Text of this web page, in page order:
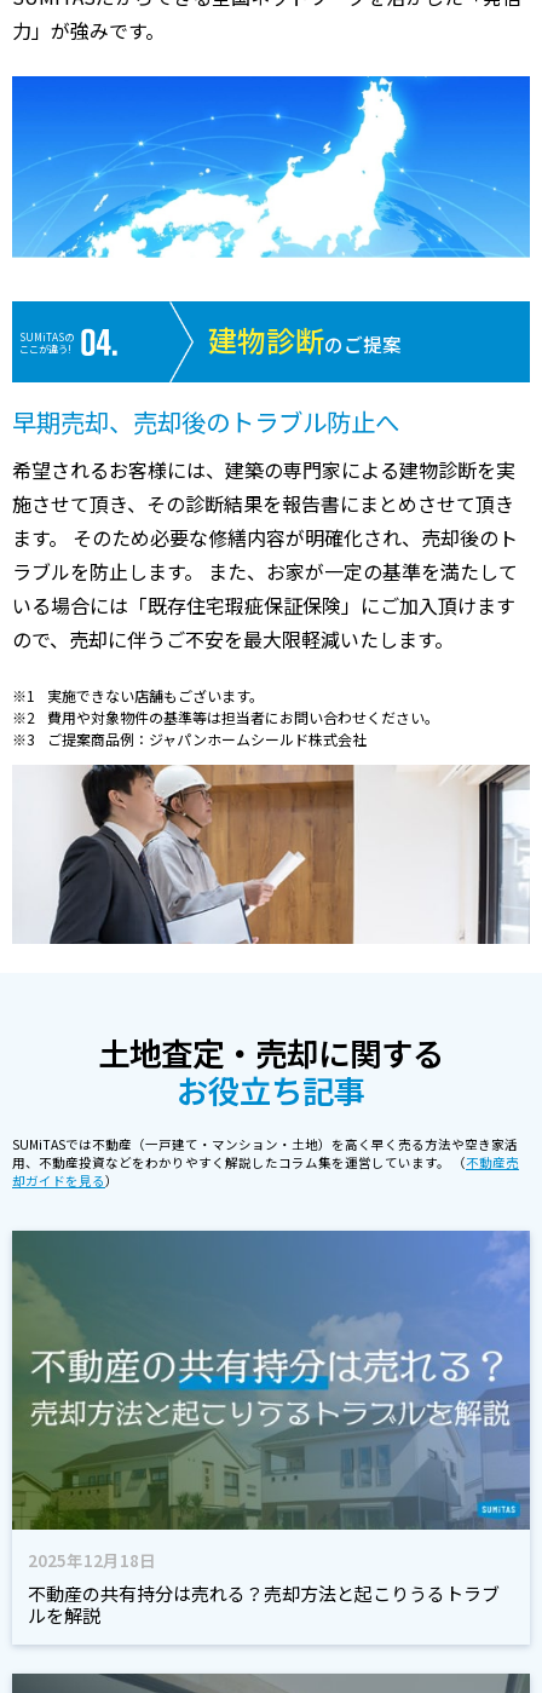
力」が強みです。
SUMiTASの
ここが違う!
建物診断のご提案
早期売却、売却後のトラブル防止へ
希望されるお客様には、建築の専門家による建物診断を実
施させて頂き、その診断結果を報告書にまとめさせて頂き
ます。 そのため必要な修繕内容が明確化され、売却後のト
ラブルを防止します。 また、お家が一定の基準を満たして
いる場合には「既存住宅瑕疵保証保険」にご加入頂けます
ので、売却に伴うご不安を最大限軽減いたします。
実施できない店舗もございます。
費用や対象物件の基準等は担当者にお問い合わせください。
ご提案商品例：ジャパンホームシールド株式会社
土地査定・売却に関する
お役立ち記事
SUMiTASでは不動産（一戸建て・マンション・土地）を高く早く売る方法や空き家活
用、不動産投資などをわかりやすく解説したコラム集を運営しています。 （不動産売
却ガイドを見る）
2025年12月18日
不動産の共有持分は売れる？売却方法と起こりうるトラブ
ルを解説